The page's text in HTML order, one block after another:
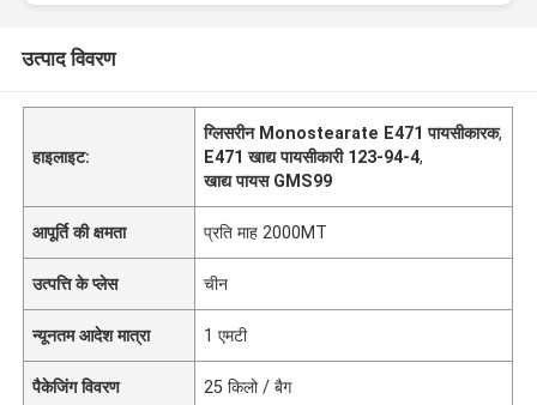
उत्पाद विवरण
हाइलाइट:
ग्लिसरीन Monostearate E471 पायसीकारक,
E471 खाद्य पायसीकारी 123-94-4,
खाद्य पायस GMS99
आपूर्ति की क्षमता प्रति माह 2000MT
उत्पत्ति के प्लेस चीन
न्यूनतम आदेश मात्रा 1 एमटी
पैकेजिंग विवरण 25 किलो / बैग